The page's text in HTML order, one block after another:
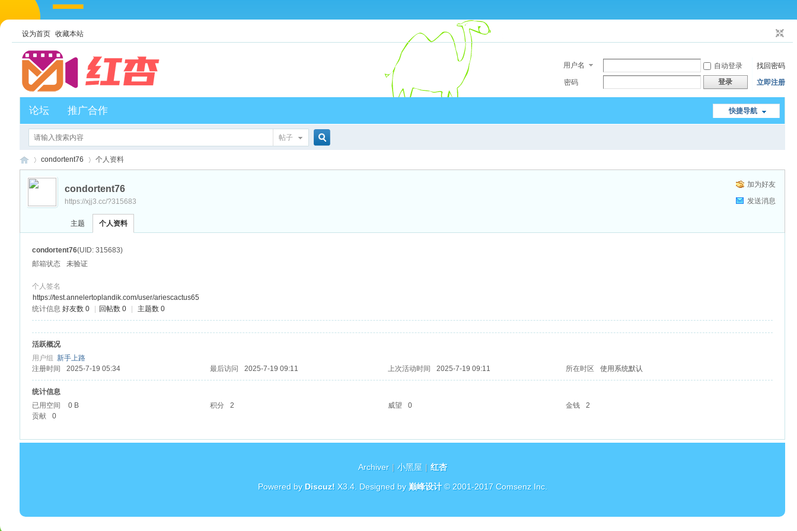
设为首页 收藏本站
用户名 自动登录
找回密码
密码
登录 立即注册
快捷导航
论坛 推广合作
帖子
›
condortent76 个人资料
加为好友
发送消息
condortent76
https://xjj3.cc/?315683
主题 个人资料
condortent76(UID: 315683)
邮箱状态
未验证
个人签名
https://test.annelertoplandik.com/user/ariescactus65
统计信息 好友数 0 回帖数 0 主题数 0
活跃概况
用户组新手上路
注册时间
2025-7-19 05:34 最后访问 2025-7-19 09:11 上次活动时间 2025-7-19 09:11 所在时区 使用系统默认
统计信息
已用空间
0 B 积分 2 威望 0 金钱
2
贡献
0
Archiver | 小黑屋 | 红杏
Powered by Discuz! X3.4. Designed by巅峰设计© 2001-2017 Comsenz Inc.